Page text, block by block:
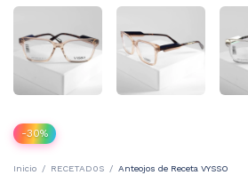
-30%
Inicio / RECETAD0S / Anteojos de Receta VYSSO